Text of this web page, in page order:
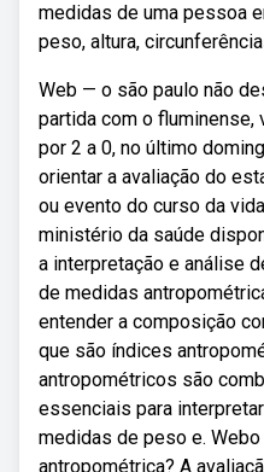
medidas de uma pessoa
peso, altura,
Web — o são paulo não
partida com o fluminense,
por 2 a 0, no último
orientar a avaliação do
ou evento do curso da
ministério da saúde
a interpretação e análise
de medidas
entender a composição
que são índices
antropométricos são
essenciais para
medidas de peso e.
antropométrica? A